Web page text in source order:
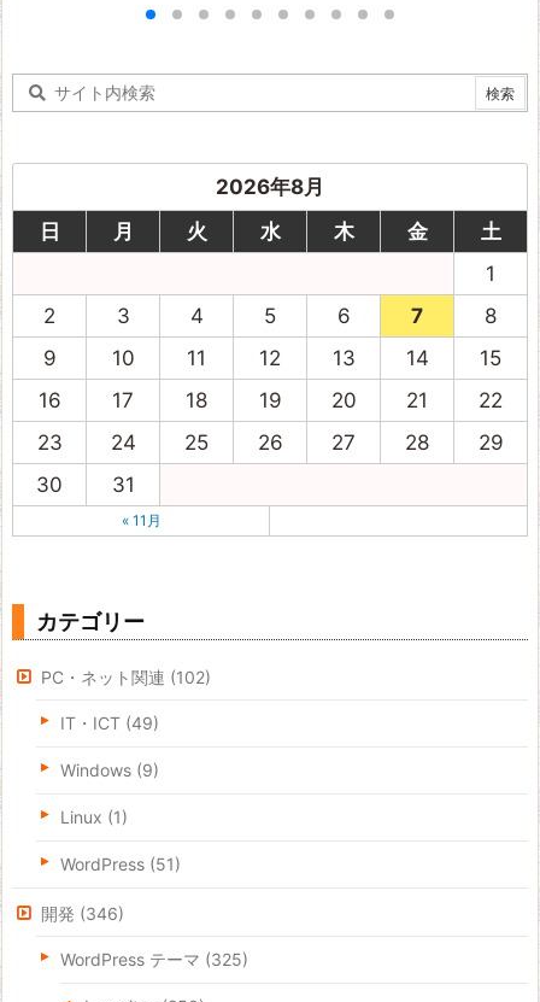
2026年8月
日
月 火 水 木 金
土
1
2
3 4 5 6 7
8
9
10 11 12 13 14
15
16
17 18 19 20 21
22
23
24 25 26 27 28
29
30
31
« 11月
カテゴリー
PC・ネット関連 (102)
IT・ICT (49)
Windows (9)
Linux (1)
WordPress (51)
開発 (346)
WordPress テーマ (325)